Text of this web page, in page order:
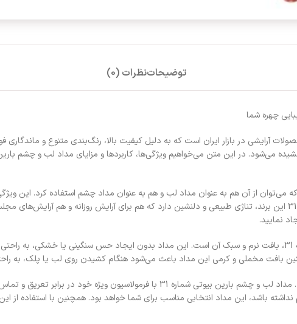
توضیحاتنظرات (0)
31 یکی از محبوب‌ترین محصولات آرایشی در بازار ایران است که به دلیل کیفیت بالا، رنگ‌بندی متنوع
31 به گونه‌ای طراحی شده که می‌توان از آن هم به عنوان مداد لب و هم به عنوان مداد چشم
لب و چشم به صورت کامل رفع کنید. رنگ منحصر به فرد شماره 31 این برند، تناژی طبیعی و دلنشین دارد که هم برای
نمایید.
یکی از مهم‌ترین ویژگی‌های مداد لب و چشم بارین بیوتی شماره 31، بافت نرم و سبک آن است. این مداد بدون ایجاد
بافت مخملی و کرمی این مداد باعث می‌شود هنگام کشیدن روی لب یا پلک، به
ماندگاری بالا یکی دیگر از نقاط قوت این مداد محسوب می‌شود. مداد لب و چشم بارین
باشد، این مداد انتخابی مناسب برای شما خواهد بود. همچنین با استفاده